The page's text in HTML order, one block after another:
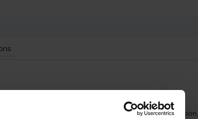
tige, puis deux autres coudes avant d'atteindre le harpon.